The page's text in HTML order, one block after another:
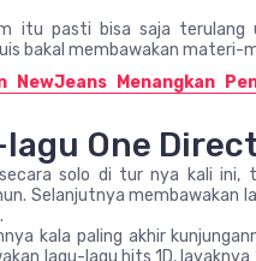
itu pasti bisa saja
bakal membawakan materi-
NewJeans Menangkan
One
solo di tur nya kali
Selanjutnya membawakan
kala paling akhir
lagu-lagu hits 1D, layaknya